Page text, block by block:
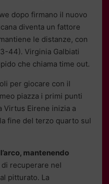
dopo firmano il nuovo
diventa un fattore
le distanze, con
44). Virginia Galbiati
che chiama time out.
per giocare con il
piazza i primi punti
Virtus Eirene inizia a
fine del terzo quarto sul
mantenendo
recuperare nel
pitturato. La